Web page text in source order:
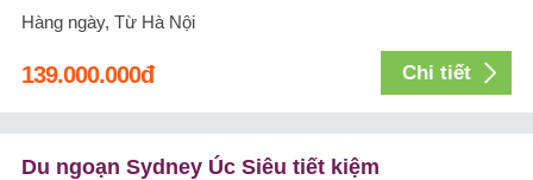
Hàng ngày, Từ Hà Nội
139.000.000đ Chi tiết
Du ngoạn Sydney Úc Siêu tiết kiệm